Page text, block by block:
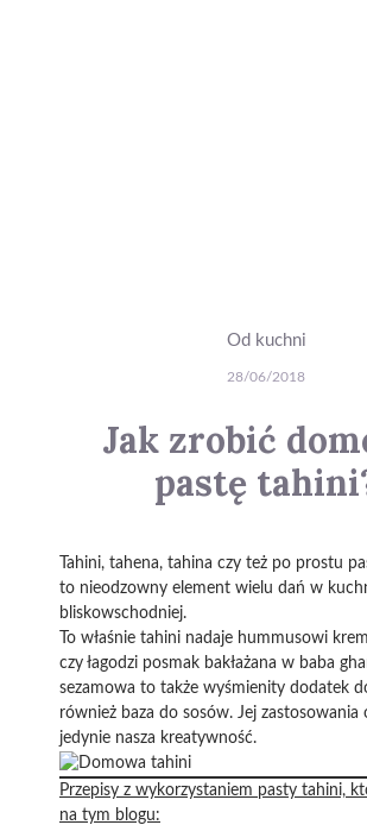
Od kuchni
28/06/2018
Jak zrobić
pastę
Tahini, tahena, tahina czy też po prostu
to nieodzowny element wielu dań w
bliskowschodniej.
To właśnie tahini nadaje hummusowi
czy łagodzi posmak bakłażana w baba
sezamowa to także wyśmienity dodatek
również baza do sosów. Jej zastosowania
jedynie nasza kreatywność.
Przepisy z wykorzystaniem pasty tahini,
na tym blogu: